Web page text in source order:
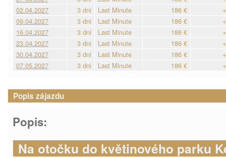
02.04.2027
3 dni Last Minute 186 €
09.04.2027
3 dni Last Minute 186 €
16.04.2027
3 dni Last Minute 186 €
23.04.2027
3 dni Last Minute 186 €
30.04.2027
3 dni Last Minute 186 €
07.05.2027
3 dni Last Minute 186 €
Popis zájazdu
Popis:
Na otočku do květinového parku